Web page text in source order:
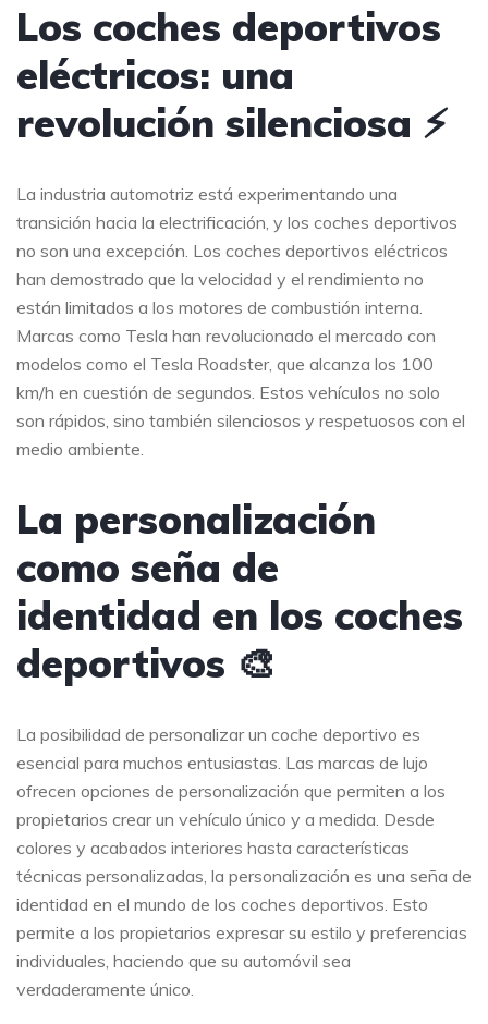
Los coches deportivos
eléctricos: una
revolución silenciosa ⚡
La industria automotriz está experimentando una
transición hacia la electrificación, y los coches deportivos
no son una excepción. Los coches deportivos eléctricos
han demostrado que la velocidad y el rendimiento no
están limitados a los motores de combustión interna.
Marcas como Tesla han revolucionado el mercado con
modelos como el Tesla Roadster, que alcanza los 100
km/h en cuestión de segundos. Estos vehículos no solo
son rápidos, sino también silenciosos y respetuosos con el
medio ambiente.
La personalización
como seña de
identidad en los coches
deportivos 🎨
La posibilidad de personalizar un coche deportivo es
esencial para muchos entusiastas. Las marcas de lujo
ofrecen opciones de personalización que permiten a los
propietarios crear un vehículo único y a medida. Desde
colores y acabados interiores hasta características
técnicas personalizadas, la personalización es una seña de
identidad en el mundo de los coches deportivos. Esto
permite a los propietarios expresar su estilo y preferencias
individuales, haciendo que su automóvil sea
verdaderamente único.